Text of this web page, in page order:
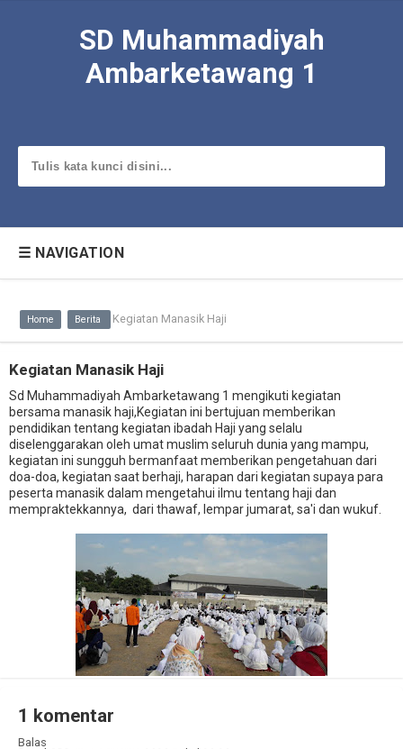
SD Muhammadiyah
Ambarketawang 1
☰ NAVIGATION
Home Berita Kegiatan Manasik Haji
Kegiatan Manasik Haji
Sd Muhammadiyah Ambarketawang 1 mengikuti kegiatan
bersama manasik haji,Kegiatan ini bertujuan memberikan
pendidikan tentang kegiatan ibadah Haji yang selalu
diselenggarakan oleh umat muslim seluruh dunia yang mampu,
kegiatan ini sungguh bermanfaat memberikan pengetahuan dari
doa-doa, kegiatan saat berhaji, harapan dari kegiatan supaya para
peserta manasik dalam mengetahui ilmu tentang haji dan
mempraktekkannya, dari thawaf, lempar jumarat, sa'i dan wukuf.
1 komentar
Balas